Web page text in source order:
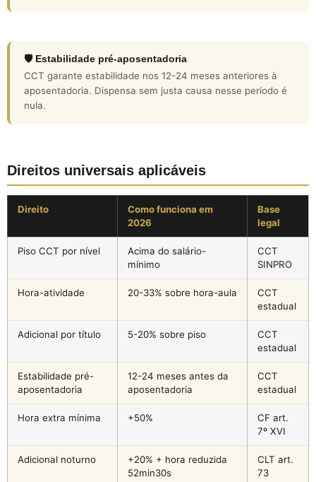
🛡️ Estabilidade pré-aposentadoria
CCT garante estabilidade nos 12-24 meses anteriores à
aposentadoria. Dispensa sem justa causa nesse período é
nula.
Direitos universais aplicáveis
Direito
Como funciona em
2026
Base
legal
Piso CCT por nível
Acima do salário-
mínimo
CCT
SINPRO
Hora-atividade 20-33% sobre hora-aula
CCT
estadual
Adicional por título 5-20% sobre piso
CCT
estadual
Estabilidade pré-
aposentadoria
12-24 meses antes da
aposentadoria
CCT
estadual
Hora extra mínima +50%
CF art.
7º XVI
Adicional noturno
+20% + hora reduzida
52min30s
CLT art.
73